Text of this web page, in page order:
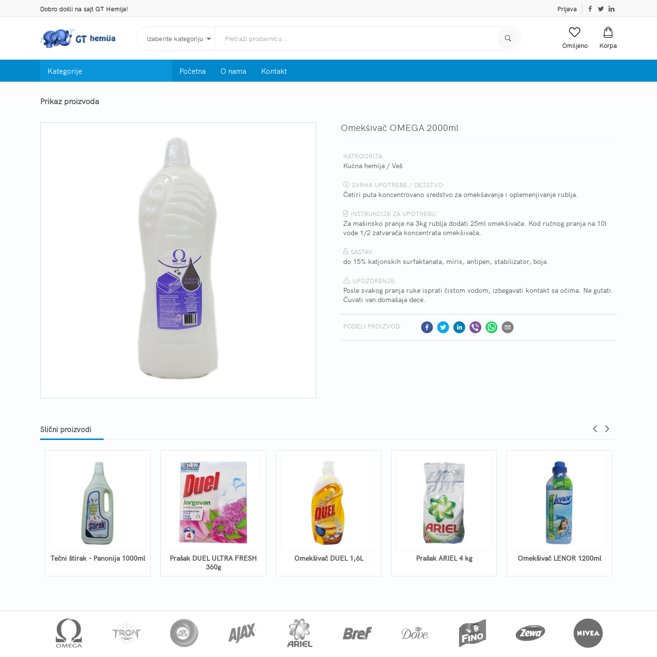
Dobro došli na sajt GT Hemija! Prijava
Izaberite kategoriju
Omiljeno Korpa
Kategorije Početna O nama Kontakt
Prikaz proizvoda
Omekšivač OMEGA 2000ml
KATEGORIJA:
Kućna hemija / Veš
SVRHA UPOTREBE / DEJSTVO:
Četiri puta koncentrovano sredstvo za omekšavanje i oplemenjivanje rublja.
INSTRUKCIJE ZA UPOTREBU:
Za mašinsko pranje na 3kg rublja dodati 25ml omekšivača. Kod ručnog pranja na 10l
vode 1/2 zatvarača koncentrata omekšivača.
SASTAV:
do 15% katjonskih surfaktanata, miris, antipen, stabilizator, boja.
UPOZORENJE:
Posle svakog pranja ruke isprati čistom vodom, izbegavati kontakt sa očima. Ne gutati.
Čuvati van domašaja dece.
PODELI PROIZVOD:
Slični proizvodi
Tečni štirak - Panonija 1000ml
Prašak DUEL ULTRA FRESH
360g
Omekšivač DUEL 1,6L Prašak ARIEL 4 kg Omekšivač LENOR 1200ml